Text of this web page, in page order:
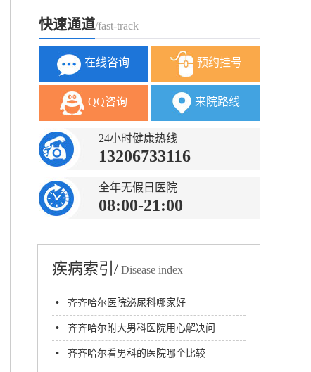
快速通道/fast-track
在线咨询 预约挂号
QQ咨询 来院路线
24小时健康热线
13206733116
全年无假日医院
08:00-21:00
疾病索引/ Disease index
• 齐齐哈尔医院泌尿科哪家好
• 齐齐哈尔附大男科医院用心解决问
题方便患者
• 齐齐哈尔看男科的医院哪个比较